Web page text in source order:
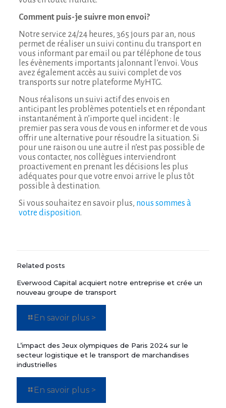
Comment puis-je suivre mon envoi?
Notre service 24/24 heures, 365 jours par an, nous
permet de réaliser un suivi continu du transport en
vous informant par email ou par téléphone de tous
les évènements importants jalonnant l’envoi. Vous
avez également accès au suivi complet de vos
transports sur notre plateforme MyHTG.
Nous réalisons un suivi actif des envois en
anticipant les problèmes potentiels et en répondant
instantanément à n’importe quel incident : le
premier pas sera vous de vous en informer et de vous
offrir une alternative pour résoudre la situation. Si
pour une raison ou une autre il n’est pas possible de
vous contacter, nos collègues interviendront
proactivement en prenant les décisions les plus
adéquates pour que votre envoi arrive le plus tôt
possible à destination.
Si vous souhaitez en savoir plus, nous sommes à
votre disposition.
Related posts
Everwood Capital acquiert notre entreprise et crée un
nouveau groupe de transport
En savoir plus >
L’impact des Jeux olympiques de Paris 2024 sur le
secteur logistique et le transport de marchandises
industrielles
En savoir plus >